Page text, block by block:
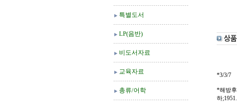
특별도서
LP(음반)
비도서자료
교육자료
총류/어학
*3/3/7
*해방
하